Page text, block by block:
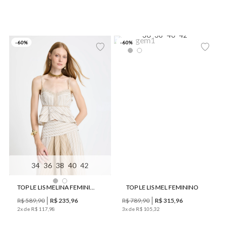
-60%
34 36 38 40 42
TOP LE LIS MELINA FEMININO
R$589,90 R$ 235 96
2x de R$ 117 98
-60%
36 38 40 42
TOP LE LIS MEL FEMININO
R$789,90 R$315 96
3x de R$ 105 32